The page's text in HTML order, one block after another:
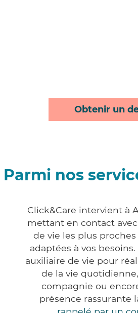
Obtenir un
Parmi nos
Click&Care intervient à
mettant en contact
de vie les plus
adaptées à vos
auxiliaire de vie pour
de la vie
compagnie ou
présence rassurante